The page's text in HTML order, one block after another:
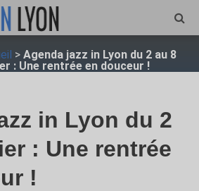
> Agenda jazz in Lyon du 2 au 8
: Une rentrée en douceur !
in Lyon du 2
: Une rentrée
!